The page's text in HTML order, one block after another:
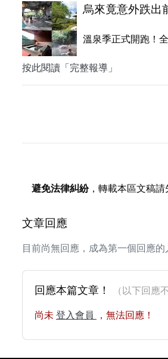
烏來竟意外跌出
溫泉季正式開跑！
按此閱讀「完整報導」
避免法律糾紛，轉載本區文稿請
文章回應
目前尚無回應，成為第一個回應的
回應本篇文章！ （以下回應
尚未 登入會員 ，無法回應！